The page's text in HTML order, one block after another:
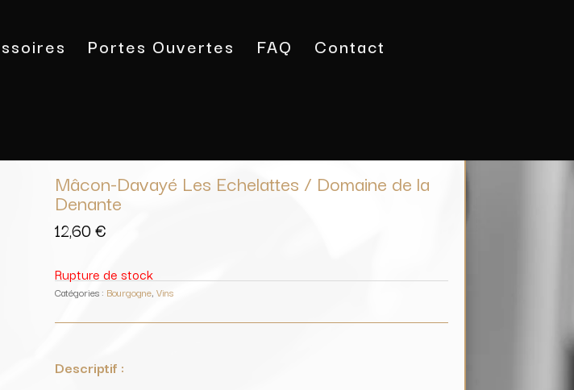
Portes Ouvertes FAQ
Contact
Mâcon-Davayé Les Echelattes / Domaine de la
Denante
12,60€
Rupture de stock
Catégories : Bourgogne,Vins
Descriptif :